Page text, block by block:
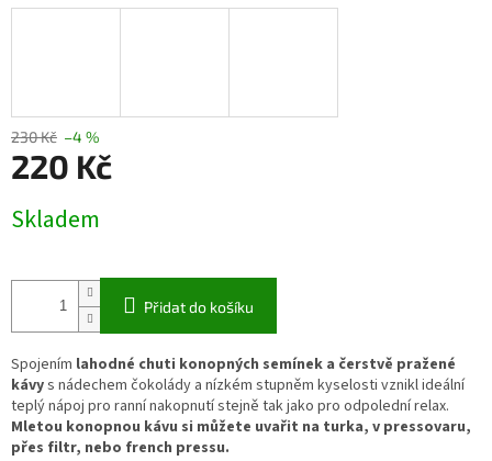
230 Kč –4 %
220 Kč
cena:
Skladem
Přidat do košíku
Spojením lahodné chuti konopných semínek a čerstvě pražené
kávys nádechem čokolády a nízkém stupněm kyselosti vznikl ideální
teplý nápoj pro ranní nakopnutí stejně tak jako pro odpolední relax.
Mletou konopnou kávu si můžete uvařit na turka, v pressovaru,
přes filtr, nebo french pressu.